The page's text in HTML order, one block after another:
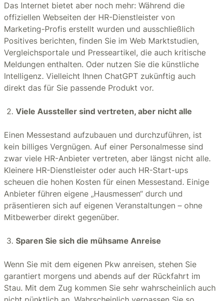
Das Internet bietet aber noch mehr: Während die
offiziellen Webseiten der HR-Dienstleister von
Marketing-Profis erstellt wurden und ausschließlich
Positives berichten, finden Sie im Web Marktstudien,
Vergleichsportale und Presseartikel, die auch kritische
Meldungen enthalten. Oder nutzen Sie die künstliche
Intelligenz. Vielleicht Ihnen ChatGPT zukünftig auch
direkt das für Sie passende Produkt vor.
Viele Aussteller sind vertreten, aber nicht alle
Einen Messestand aufzubauen und durchzuführen, ist
kein billiges Vergnügen. Auf einer Personalmesse sind
zwar viele HR-Anbieter vertreten, aber längst nicht alle.
Kleinere HR-Dienstleister oder auch HR-Start-ups
scheuen die hohen Kosten für einen Messestand. Einige
Anbieter führen eigene „Hausmessen“ durch und
präsentieren sich auf eigenen Veranstaltungen – ohne
Mitbewerber direkt gegenüber.
Sparen Sie sich die mühsame Anreise
Wenn Sie mit dem eigenen Pkw anreisen, stehen Sie
garantiert morgens und abends auf der Rückfahrt im
Stau. Mit dem Zug kommen Sie sehr wahrscheinlich auch